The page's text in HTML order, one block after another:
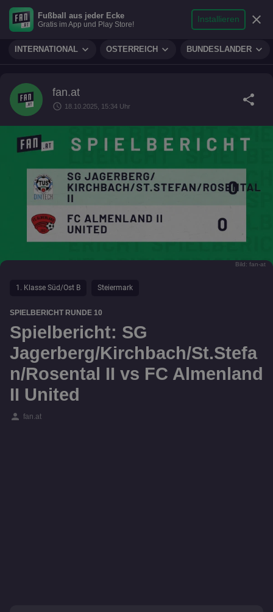
sports_soccer FUSSBALLexpand_more search
Suche
micro
Reporter
person
Login
INTERNATIONAL expand_more ÖSTERREICH expand_more BUNDESLÄNDER expand_more
Fußball aus jeder Ecke
Gratis im App und Play Store!
Installieren close
fan.at
schedule 18.10.2025, 15:34 Uhr share
Bild: fan-at
1. Klasse Süd/Ost B Steiermark
SPIELBERICHT RUNDE 10
Spielbericht: SG
Jagerberg/Kirchbach/St.Stefa
n/Rosental II vs FC Almenland
II United
person fan.at